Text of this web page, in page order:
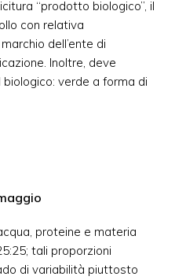
“prodotto biologico”, il
con relativa
dell’ente di
Inoltre, deve
verde a forma di
proteine e materia
tali proporzioni
di variabilità piuttosto